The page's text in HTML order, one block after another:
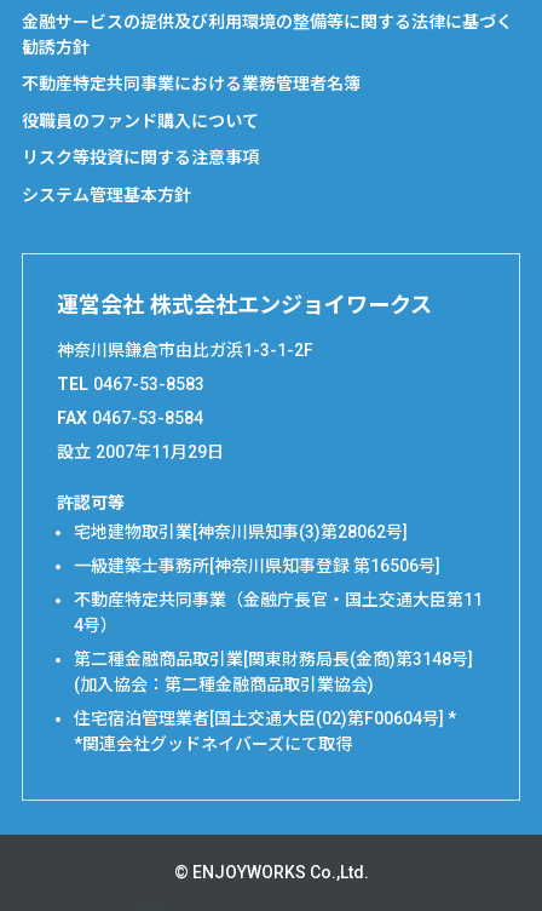
金融サービスの提供及び利用環境の整備等に関する法律に基づく
勧誘方針
不動産特定共同事業における業務管理者名簿
役職員のファンド購入について
リスク等投資に関する注意事項
システム管理基本方針
運営会社 株式会社エンジョイワークス
神奈川県鎌倉市由比ガ浜1-3-1-2F
TEL 0467-53-8583
FAX 0467-53-8584
設立 2007年11月29日
許認可等
宅地建物取引業[神奈川県知事(3)第28062号]
一級建築士事務所[神奈川県知事登録 第16506号]
不動産特定共同事業（金融庁長官・国土交通大臣第11
4号）
第二種金融商品取引業[関東財務局長(金商)第3148号]
(加入協会：第二種金融商品取引業協会)
住宅宿泊管理業者[国土交通大臣(02)第F00604号] *
*関連会社グッドネイバーズにて取得
© ENJOYWORKS Co.,Ltd.